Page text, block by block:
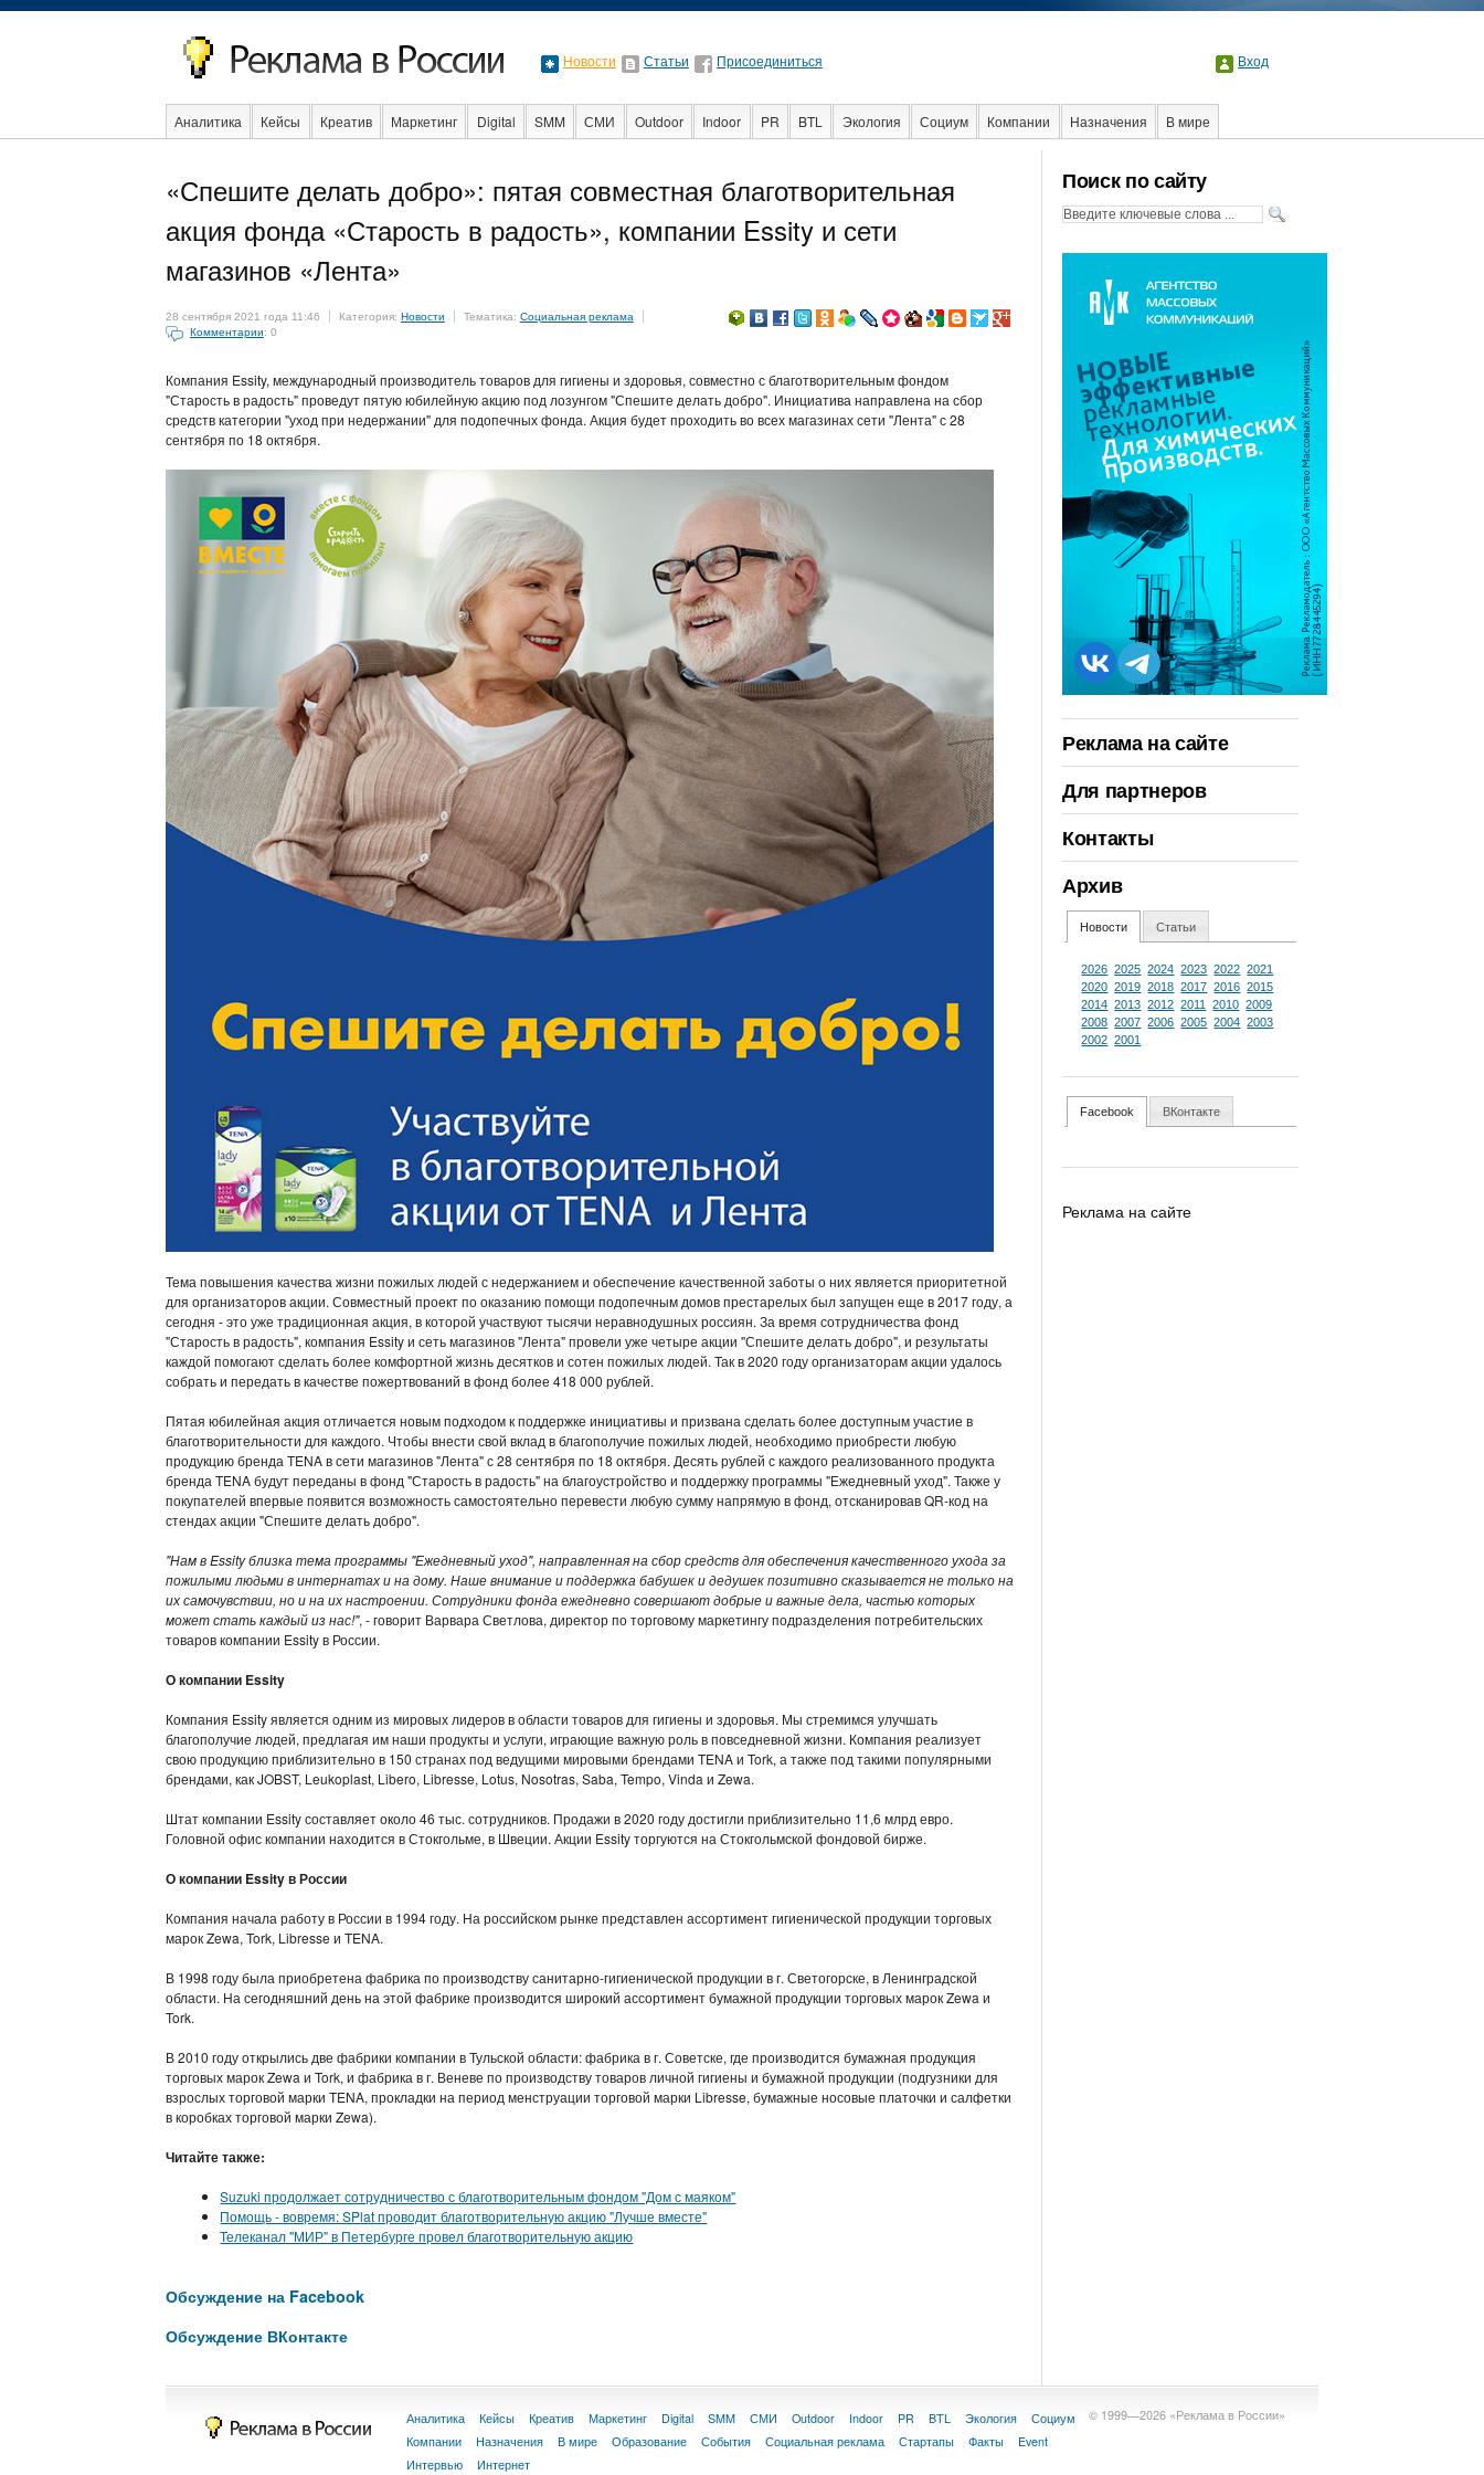
Новости Статьи Присоединиться Вход
Аналитика Кейсы Креатив Маркетинг Digital SMM СМИ Outdoor Indoor PR BTL Экология Социум Компании Назначения
В мире
Поиск по сайту
Реклама на сайте
Для партнеров
Контакты
Архив
Новости Статьи
2026 2025 2024 2023 2022 2021
2020 2019 2018 2017 2016 2015
2014 2013 2012 2011 2010 2009
2008 2007 2006 2005 2004 2003
2002 2001
Facebook ВКонтакте
Реклама на сайте
«Спешите делать добро»: пятая совместная благотворительная
акция фонда «Старость в радость», компании Essity и сети
магазинов «Лента»
28 сентября 2021 года 11:46 Категория: Новости Тематика: Социальная реклама
Комментарии: 0
Компания Essity, международный производитель товаров для гигиены и здоровья, совместно с благотворительным фондом
"Старость в радость" проведут пятую юбилейную акцию под лозунгом "Спешите делать добро". Инициатива направлена на сбор
средств категории "уход при недержании" для подопечных фонда. Акция будет проходить во всех магазинах сети "Лента" с 28
сентября по 18 октября.
Тема повышения качества жизни пожилых людей с недержанием и обеспечение качественной заботы о них является приоритетной
для организаторов акции. Совместный проект по оказанию помощи подопечным домов престарелых был запущен еще в 2017 году, а
сегодня - это уже традиционная акция, в которой участвуют тысячи неравнодушных россиян. За время сотрудничества фонд
"Старость в радость", компания Essity и сеть магазинов "Лента" провели уже четыре акции "Спешите делать добро", и результаты
каждой помогают сделать более комфортной жизнь десятков и сотен пожилых людей. Так в 2020 году организаторам акции удалось
собрать и передать в качестве пожертвований в фонд более 418 000 рублей.
Пятая юбилейная акция отличается новым подходом к поддержке инициативы и призвана сделать более доступным участие в
благотворительности для каждого. Чтобы внести свой вклад в благополучие пожилых людей, необходимо приобрести любую
продукцию бренда TENA в сети магазинов "Лента" с 28 сентября по 18 октября. Десять рублей с каждого реализованного продукта
бренда TENA будут переданы в фонд "Старость в радость" на благоустройство и поддержку программы "Ежедневный уход". Также у
покупателей впервые появится возможность самостоятельно перевести любую сумму напрямую в фонд, отсканировав QR-код на
стендах акции "Спешите делать добро".
"Нам в Essity близка тема программы "Ежедневный уход", направленная на сбор средств для обеспечения качественного ухода за
пожилыми людьми в интернатах и на дому. Наше внимание и поддержка бабушек и дедушек позитивно сказывается не только на
их самочувствии, но и на их настроении. Сотрудники фонда ежедневно совершают добрые и важные дела, частью которых
может стать каждый из нас!", - говорит Варвара Светлова, директор по торговому маркетингу подразделения потребительских
товаров компании Essity в России.
О компании Essity
Компания Essity является одним из мировых лидеров в области товаров для гигиены и здоровья. Мы стремимся улучшать
благополучие людей, предлагая им наши продукты и услуги, играющие важную роль в повседневной жизни. Компания реализует
свою продукцию приблизительно в 150 странах под ведущими мировыми брендами TENA и Tork, а также под такими популярными
брендами, как JOBST, Leukoplast, Libero, Libresse, Lotus, Nosotras, Saba, Tempo, Vinda и Zewa.
Штат компании Essity составляет около 46 тыс. сотрудников. Продажи в 2020 году достигли приблизительно 11,6 млрд евро.
Головной офис компании находится в Стокгольме, в Швеции. Акции Essity торгуются на Стокгольмской фондовой бирже.
О компании Essity в России
Компания начала работу в России в 1994 году. На российском рынке представлен ассортимент гигиенической продукции торговых
марок Zewa, Tork, Libresse и TENA.
В 1998 году была приобретена фабрика по производству санитарно-гигиенической продукции в г. Светогорске, в Ленинградской
области. На сегодняшний день на этой фабрике производится широкий ассортимент бумажной продукции торговых марок Zewa и
Tork.
В 2010 году открылись две фабрики компании в Тульской области: фабрика в г. Советске, где производится бумажная продукция
торговых марок Zewa и Tork, и фабрика в г. Веневе по производству товаров личной гигиены и бумажной продукции (подгузники для
взрослых торговой марки TENA, прокладки на период менструации торговой марки Libresse, бумажные носовые платочки и салфетки
в коробках торговой марки Zewa).
Читайте также:
Suzuki продолжает сотрудничество с благотворительным фондом "Дом с маяком"
Помощь - вовремя: SPlat проводит благотворительную акцию "Лучше вместе"
Телеканал "МИР" в Петербурге провел благотворительную акцию
Обсуждение на Facebook
Обсуждение ВКонтакте
© 1999—2026 «Реклама в России»
Аналитика Кейсы Креатив Маркетинг Digital SMM СМИ Outdoor Indoor PR BTL Экология
Социум
Компании
Назначения В мире Образование События Социальная реклама Стартапы Факты
Event
Интервью
Интернет